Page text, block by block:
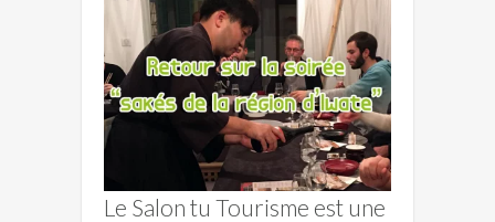
Le Salon tu Tourisme est une